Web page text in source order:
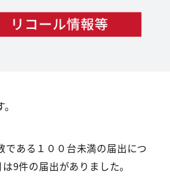
である１００台未満の届出につ
9件の届出がありました。